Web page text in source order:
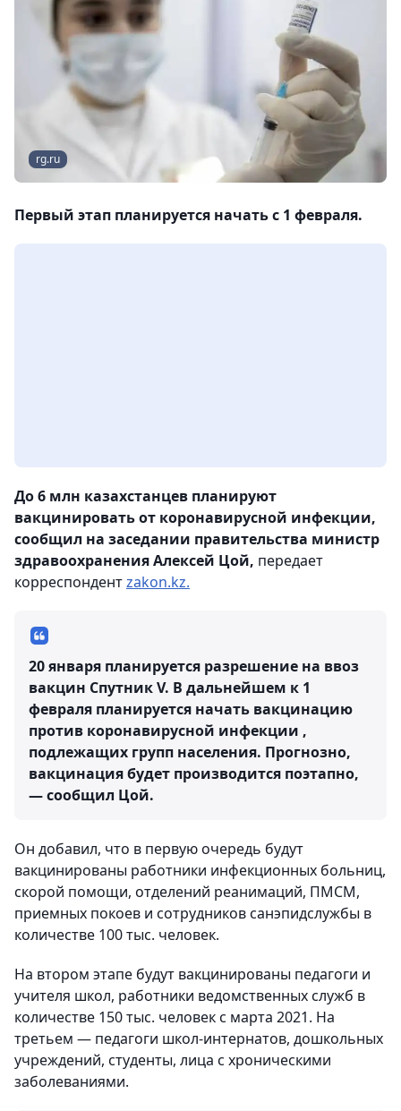
rg.ru
Первый этап планируется начать с 1 февраля.
До 6 млн казахстанцев планируют
вакцинировать от коронавирусной инфекции,
сообщил на заседании правительства министр
здравоохранения Алексей Цой, передает
корреспондентzakon.kz.
20 января планируется разрешение на ввоз
вакцин Спутник V. В дальнейшем к 1
февраля планируется начать вакцинацию
против коронавирусной инфекции ,
подлежащих групп населения. Прогнозно,
вакцинация будет производится поэтапно,
— сообщил Цой.
Он добавил, что в первую очередь будут
вакцинированы работники инфекционных больниц,
скорой помощи, отделений реанимаций, ПМСМ,
приемных покоев и сотрудников санэпидслужбы в
количестве 100 тыс. человек.
На втором этапе будут вакцинированы педагоги и
учителя школ, работники ведомственных служб в
количестве 150 тыс. человек с марта 2021. На
третьем — педагоги школ-интернатов, дошкольных
учреждений, студенты, лица с хроническими
заболеваниями.